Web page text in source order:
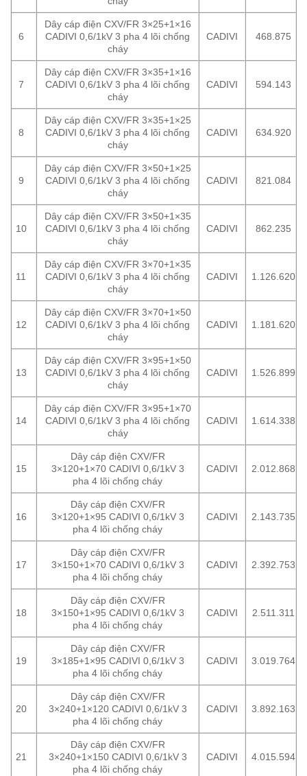
6
Dây cáp điện CXV/FR 3×25+1×16
CADIVI 0,6/1kV 3 pha 4 lõi chống
cháy
CADIVI 468.875
7
Dây cáp điện CXV/FR 3×35+1×16
CADIVI 0,6/1kV 3 pha 4 lõi chống
cháy
CADIVI 594.143
8
Dây cáp điện CXV/FR 3×35+1×25
CADIVI 0,6/1kV 3 pha 4 lõi chống
cháy
CADIVI 634.920
9
Dây cáp điện CXV/FR 3×50+1×25
CADIVI 0,6/1kV 3 pha 4 lõi chống
cháy
CADIVI 821.084
10
Dây cáp điện CXV/FR 3×50+1×35
CADIVI 0,6/1kV 3 pha 4 lõi chống
cháy
CADIVI 862.235
11
Dây cáp điện CXV/FR 3×70+1×35
CADIVI 0,6/1kV 3 pha 4 lõi chống
cháy
CADIVI 1.126.620
12
Dây cáp điện CXV/FR 3×70+1×50
CADIVI 0,6/1kV 3 pha 4 lõi chống
cháy
CADIVI 1.181.620
13
Dây cáp điện CXV/FR 3×95+1×50
CADIVI 0,6/1kV 3 pha 4 lõi chống
cháy
CADIVI 1.526.899
14
Dây cáp điện CXV/FR 3×95+1×70
CADIVI 0,6/1kV 3 pha 4 lõi chống
cháy
CADIVI 1.614.338
15
Dây cáp điện CXV/FR
3×120+1×70 CADIVI 0,6/1kV 3
pha 4 lõi chống cháy
CADIVI 2.012.868
16
Dây cáp điện CXV/FR
3×120+1×95 CADIVI 0,6/1kV 3
pha 4 lõi chống cháy
CADIVI 2.143.735
17
Dây cáp điện CXV/FR
3×150+1×70 CADIVI 0,6/1kV 3
pha 4 lõi chống cháy
CADIVI 2.392.753
18
Dây cáp điện CXV/FR
3×150+1×95 CADIVI 0,6/1kV 3
pha 4 lõi chống cháy
CADIVI 2.511.311
19
Dây cáp điện CXV/FR
3×185+1×95 CADIVI 0,6/1kV 3
pha 4 lõi chống cháy
CADIVI 3.019.764
20
Dây cáp điện CXV/FR
3×240+1×120 CADIVI 0,6/1kV 3
pha 4 lõi chống cháy
CADIVI 3.892.163
21
Dây cáp điện CXV/FR
3×240+1×150 CADIVI 0,6/1kV 3
pha 4 lõi chống cháy
CADIVI 4.015.594